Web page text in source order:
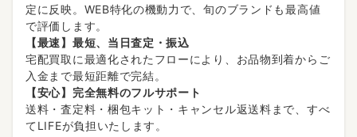
定に反映。WEB特化の機動力で、旬のブランドも最高値
で評価します。
【最速】最短、当日査定・振込
宅配買取に最適化されたフローにより、お品物到着からご
入金まで最短距離で完結。
【安心】完全無料のフルサポート
送料・査定料・梱包キット・キャンセル返送料まで、すべ
てLIFEが負担いたします。